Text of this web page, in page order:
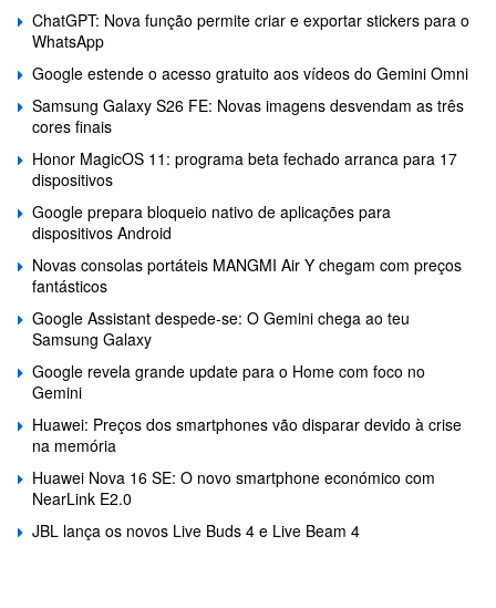
ChatGPT: Nova função permite criar e exportar stickers para o
WhatsApp
Google estende o acesso gratuito aos vídeos do Gemini Omni
Samsung Galaxy S26 FE: Novas imagens desvendam as três
cores finais
Honor MagicOS 11: programa beta fechado arranca para 17
dispositivos
Google prepara bloqueio nativo de aplicações para
dispositivos Android
Novas consolas portáteis MANGMI Air Y chegam com preços
fantásticos
Google Assistant despede-se: O Gemini chega ao teu
Samsung Galaxy
Google revela grande update para o Home com foco no
Gemini
Huawei: Preços dos smartphones vão disparar devido à crise
na memória
Huawei Nova 16 SE: O novo smartphone económico com
NearLink E2.0
JBL lança os novos Live Buds 4 e Live Beam 4